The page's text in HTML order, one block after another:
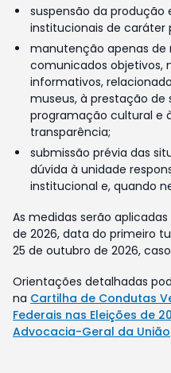
suspensão da
institucionais de caráter
manutenção apenas de
comunicados objetivos,
informativos,
museus, à prestação de
programação cultural e
transparência;
submissão prévia das
dúvida à unidade
institucional e, quando
As medidas serão
de 2026, data do primeiro
25 de outubro de 2026,
Orientações detalhadas
na Cartilha de Condutas
Federais nas Eleições de
Advocacia-Geral da União.